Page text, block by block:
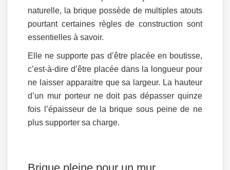
naturelle, la brique possède de multiples atouts
pourtant certaines règles de construction sont
essentielles à savoir.
Elle ne supporte pas d’être placée en boutisse,
c’est-à-dire d’être placée dans la longueur pour
ne laisser apparaitre que sa largeur. La hauteur
d’un mur porteur ne doit pas dépasser quinze
fois l’épaisseur de la brique sous peine de ne
plus supporter sa charge.